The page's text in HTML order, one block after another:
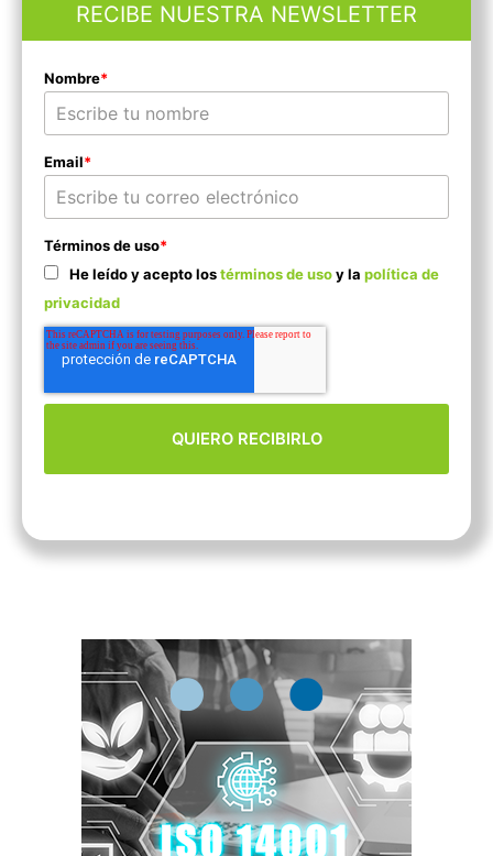
RECIBE NUESTRA NEWSLETTER
Nombre*
Email*
Términos de uso*
He leído y acepto lostérminos de usoy la política de
privacidad